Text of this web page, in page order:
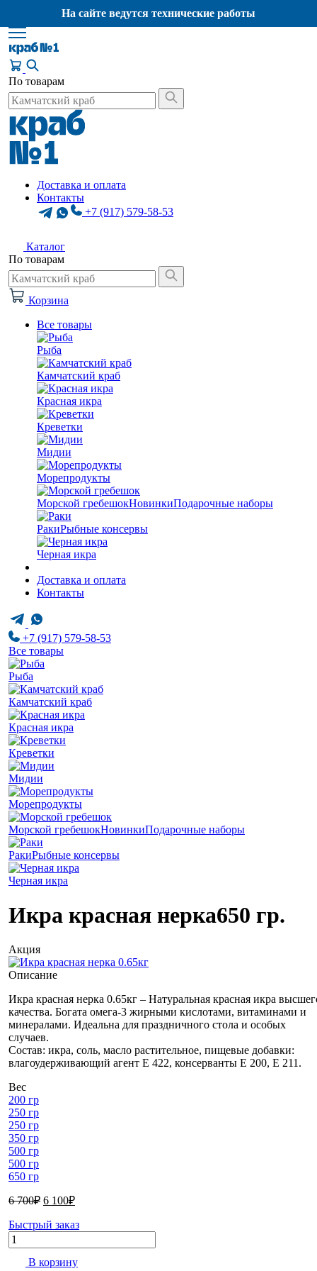
На сайте ведутся технические работы
По товарам
Доставка и оплата
Контакты
+7 (917) 579-58-53
Каталог
По товарам
Корзина
Все товары
Рыба
Камчатский краб
Красная икра
Креветки
Мидии
Морепродукты
Морской гребешокНовинкиПодарочные наборы
РакиРыбные консервы
Черная икра
Доставка и оплата
Контакты
+7 (917) 579-58-53
Все товары
Рыба
Камчатский краб
Красная икра
Креветки
Мидии
Морепродукты
Морской гребешокНовинкиПодарочные наборы
РакиРыбные консервы
Черная икра
Икра красная нерка650 гр.
Акция
Описание
Икра красная нерка 0.65кг – Натуральная красная икра
качества. Богата омега-3 жирными кислотами, витаминами и
минералами. Идеальна для праздничного стола и особых
случаев.
Состав: икра, соль, масло растительное, пищевые добавки:
влагоудерживающий агент E 422, консерванты E 200, E 211.
Вес
200 гр
250 гр
250 гр
350 гр
500 гр
500 гр
650 гр
6 700₽ Первоначальная
составляла
700₽.
6 100₽Текущая
6
Быстрый заказ
Количество
В корзину